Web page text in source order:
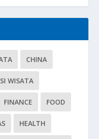
CHINA
WISATA
FINANCE FOOD
HEALTH